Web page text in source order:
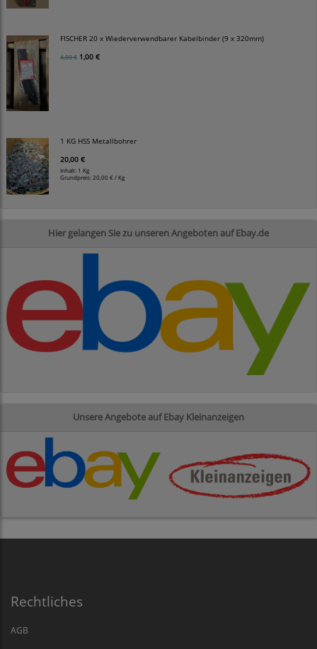
FISCHER 20 x Wiederverwendbarer Kabelbinder (9 x 320mm)
4,00 € 1,00 €
1 KG HSS Metallbohrer
20,00 €
Inhalt: 1 Kg
Grundpreis:20,00 € / Kg
Hier gelangen Sie zu unseren Angeboten auf Ebay.de
Unsere Angebote auf Ebay Kleinanzeigen
Rechtliches
AGB